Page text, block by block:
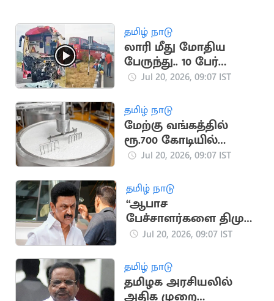
தமிழ் நாடு
லாரி மீது மோதிய
பேருந்து.. 10 பேர்
படுகாயம்
Jul 20, 2026, 09:07 IST
தமிழ் நாடு
மேற்கு வங்கத்தில்
ரூ.700 கோடியில்
அமைய இருக்கும்
Jul 20, 2026, 09:07 IST
தமிழ் நாடு
“ஆபாச
பேச்சாளர்களை திமுக
வளர்த்து வருகிறது”..
Jul 20, 2026, 09:07 IST
தமிழ் நாடு
தமிழக அரசியலில்